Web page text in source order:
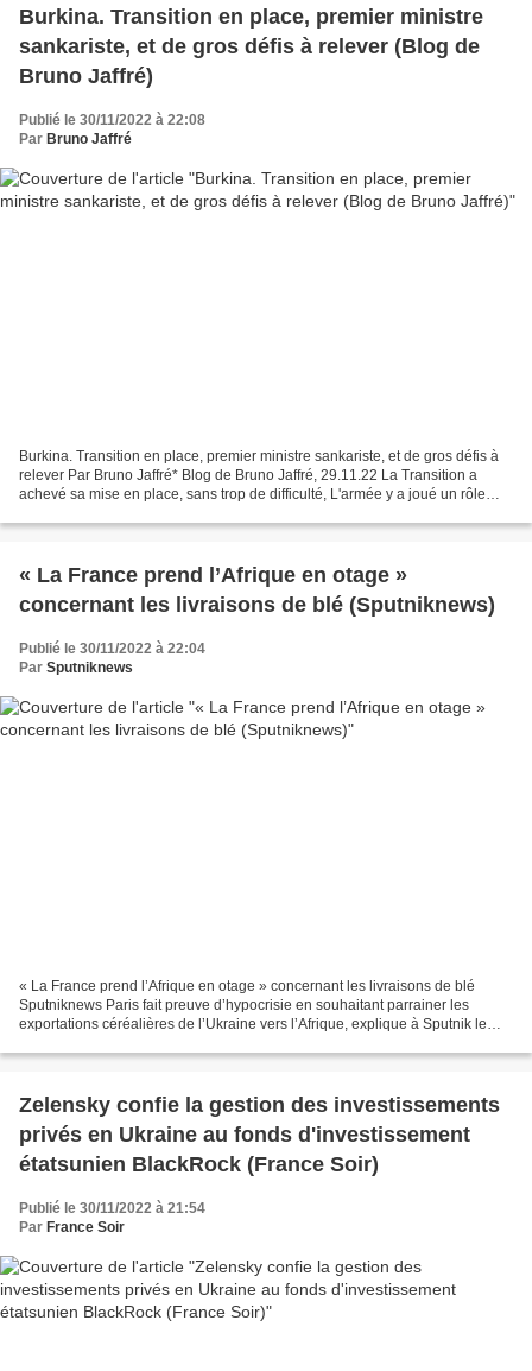
Burkina. Transition en place, premier ministre
sankariste, et de gros défis à relever (Blog de
Bruno Jaffré)
Publié le 30/11/2022 à 22:08
Par Bruno Jaffré
Burkina. Transition en place, premier ministre sankariste, et de gros défis à
relever Par Bruno Jaffré* Blog de Bruno Jaffré, 29.11.22 La Transition a
achevé sa mise en place, sans trop de difficulté, L'armée y a joué un rôle
« La France prend l’Afrique en otage »
concernant les livraisons de blé (Sputniknews)
Publié le 30/11/2022 à 22:04
Par Sputniknews
« La France prend l’Afrique en otage » concernant les livraisons de blé
Sputniknews Paris fait preuve d’hypocrisie en souhaitant parrainer les
exportations céréalières de l’Ukraine vers l’Afrique, explique à Sputnik le
Zelensky confie la gestion des investissements
privés en Ukraine au fonds d'investissement
étatsunien BlackRock (France Soir)
Publié le 30/11/2022 à 21:54
Par France Soir